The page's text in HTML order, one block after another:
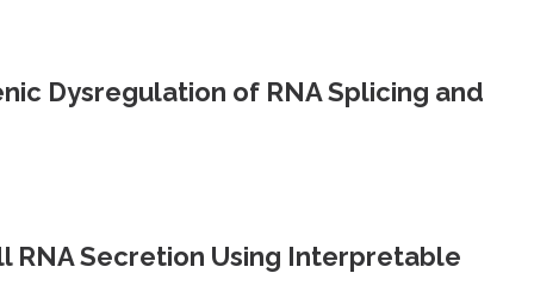
Dysregulation of RNA Splicing and
RNA Secretion Using Interpretable